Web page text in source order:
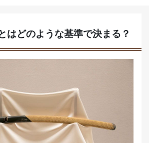
はどのような基準で決まる？